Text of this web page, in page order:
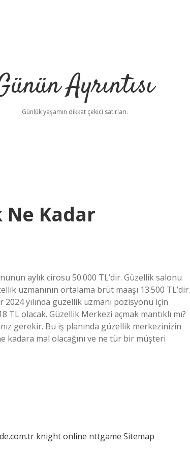
Ayrıntısı
Günlük yaşamın dikkat çekici satırları.
Kadar
aylık cirosu 50.000 TL’dir. Güzellik salonu
uzmanının ortalama brüt maaşı 13.500 TL’dir.
yılında güzellik uzmanı pozisyonu için
TL olacak. Güzellik Merkezi açmak mantıklı mı?
gerekir. Bu iş planında güzellik merkezinizin
kadara mal olacağını ve ne tür bir müşteri
knight online nttgame Sitemap